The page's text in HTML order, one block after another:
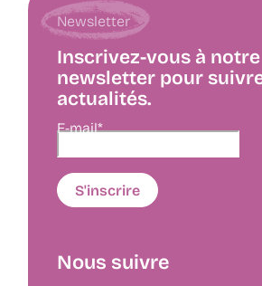
Newsletter
Inscrivez-vous à notre
newsletter pour
actualités.
E-mail*
Nous suivre